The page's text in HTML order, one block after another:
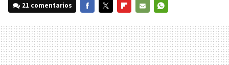
21 comentarios
MAIL